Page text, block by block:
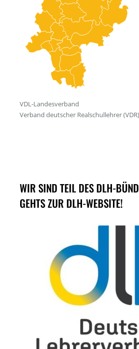
WIR SIND TEIL DES DLH-
GEHTS ZUR DLH-WEBSITE!